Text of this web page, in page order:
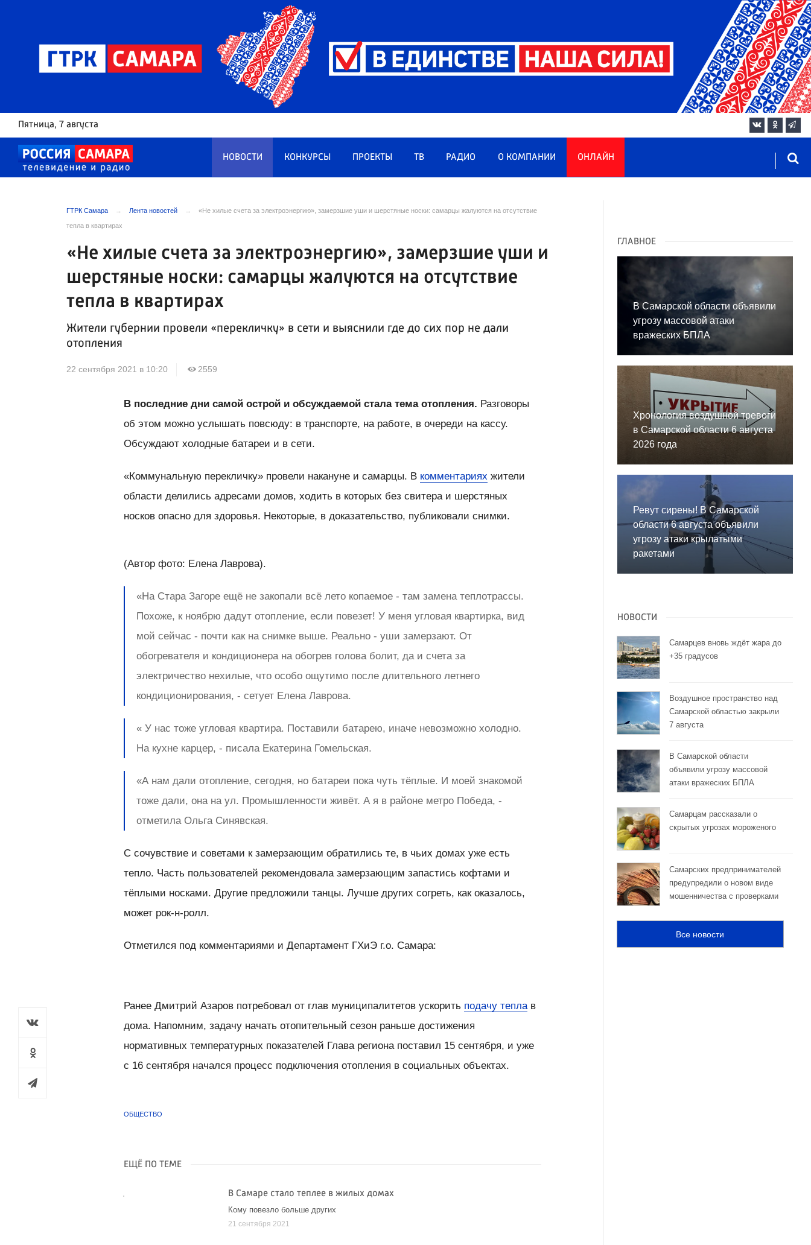
Пятница, 7 августа
НОВОСТИ КОНКУРСЫ ПРОЕКТЫ ТВ РАДИО О КОМПАНИИ ОНЛАЙН
ГТРК Самара Лента новостей «Не хилые счета за электроэнергию», замерзшие уши и шерстяные носки: самарцы жалуются на отсутствие
тепла в квартирах
«Не хилые счета за электроэнергию», замерзшие уши и
шерстяные носки: самарцы жалуются на отсутствие
тепла в квартирах
Жители губернии провели «перекличку» в сети и выяснили где до сих пор не дали
отопления
22 сентября 2021 в 10:20 2559
В последние дни самой острой и обсуждаемой стала тема отопления. Разговоры
об этом можно услышать повсюду: в транспорте, на работе, в очереди на кассу.
Обсуждают холодные батареи и в сети.
«Коммунальную перекличку» провели накануне и самарцы. В комментариях жители
области делились адресами домов, ходить в которых без свитера и шерстяных
носков опасно для здоровья. Некоторые, в доказательство, публиковали снимки.
(Автор фото: Елена Лаврова).
«На Стара Загоре ещё не закопали всё лето копаемое - там замена теплотрассы.
Похоже, к ноябрю дадут отопление, если повезет! У меня угловая квартирка, вид
мой сейчас - почти как на снимке выше. Реально - уши замерзают. От
обогревателя и кондиционера на обогрев голова болит, да и счета за
электричество нехилые, что особо ощутимо после длительного летнего
кондиционирования, - сетует Елена Лаврова.
« У нас тоже угловая квартира. Поставили батарею, иначе невозможно холодно.
На кухне карцер, - писала Екатерина Гомельская.
«А нам дали отопление, сегодня, но батареи пока чуть тёплые. И моей знакомой
тоже дали, она на ул. Промышленности живёт. А я в районе метро Победа, -
отметила Ольга Синявская.
С сочувствие и советами к замерзающим обратились те, в чьих домах уже есть
тепло. Часть пользователей рекомендовала замерзающим запастись кофтами и
тёплыми носками. Другие предложили танцы. Лучше других согреть, как оказалось,
может рок-н-ролл.
Отметился под комментариями и Департамент ГХиЭ г.о. Самара:
Ранее Дмитрий Азаров потребовал от глав муниципалитетов ускорить подачу теплав
дома. Напомним, задачу начать отопительный сезон раньше достижения
нормативных температурных показателей Глава региона поставил 15 сентября, и уже
с 16 сентября начался процесс подключения отопления в социальных объектах.
ОБЩЕСТВО
ЕЩЁ ПО ТЕМЕ
В Самаре стало теплее в жилых домах
Кому повезло больше других
21 сентября 2021
ГЛАВНОЕ
В Самарской области объявили
угрозу массовой атаки
вражеских БПЛА
Хронология воздушной тревоги
в Самарской области 6 августа
2026 года
Ревут сирены! В Самарской
области 6 августа объявили
угрозу атаки крылатыми
ракетами
НОВОСТИ
Самарцев вновь ждёт жара до
+35 градусов
Воздушное пространство над
Самарской областью закрыли
7 августа
В Самарской области
объявили угрозу массовой
атаки вражеских БПЛА
Самарцам рассказали о
скрытых угрозах мороженого
Самарских предпринимателей
предупредили о новом виде
мошенничества с проверками
Все новости